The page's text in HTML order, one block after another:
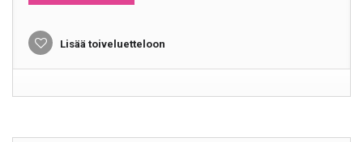
Lisää toiveluetteloon